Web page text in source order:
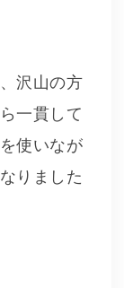
沢山の方
一貫して
使いなが
りました